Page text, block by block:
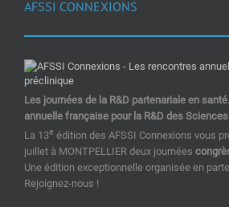
AFSSI CONNEXIONS
Les journées de la R&D partenariale en
annuelle française pour la R&D des
La 13e édition des AFSSI Connexions vous
juillet à MONTPELLIER deux journées
Une édition exceptionnelle organisée en
Rejoignez-nous !